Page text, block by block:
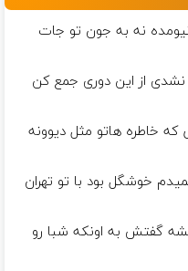
نه به جون تو جات
از این دوری جمع کن
که خاطره هاتو مثل دیوونه
خوشگل بود با تو تهران
گفتش به اونکه شبا رو